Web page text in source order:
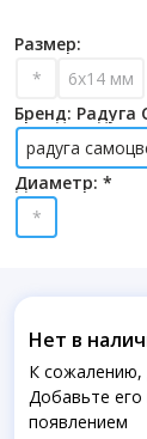
Размер:
*
6х14 мм
Бренд: Радуга
радуга
Диаметр: *
*
Нет в
К сожалению,
Добавьте его
появлением